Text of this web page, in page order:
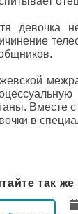
девочка
Вместе
в
так же